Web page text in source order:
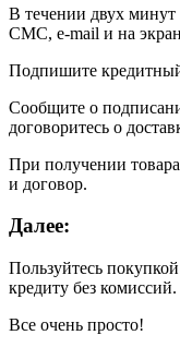
В течении двух
СМС, e-mail и на
Подпишите кредитный
Сообщите о
договоритесь о
При получении
и договор.
Далее:
Пользуйтесь
кредиту без комиссий.
Все очень просто!